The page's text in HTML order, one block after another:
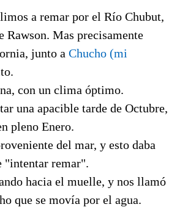
a remar por el Río Chubut,
Rawson. Mas precisamente
junto a Chucho (mi
con un clima óptimo.
una apacible tarde de Octubre,
pleno Enero.
del mar, y esto daba
"intentar remar".
hacia el muelle, y nos llamó
que se movía por el agua.